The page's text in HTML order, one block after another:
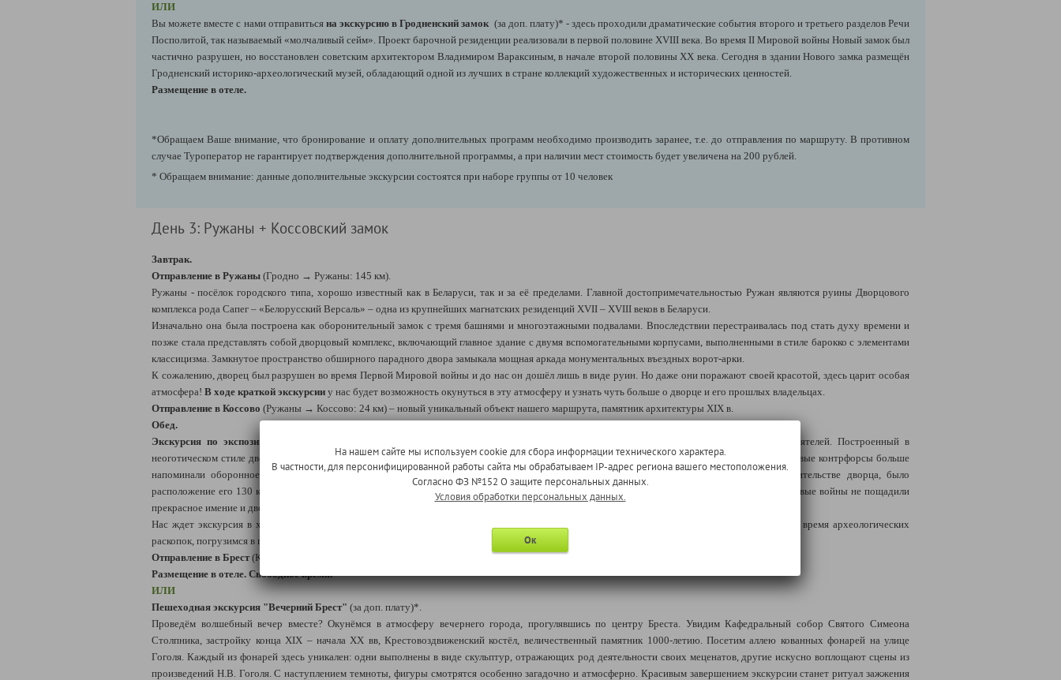
ИЛИ
Вы можете вместе с нами отправиться на экскурсию в Гродненский замок (за доп. плату)* - здесь проходили драматические события второго и третьего разделов Речи
Посполитой, так называемый «молчаливый сейм». Проект барочной резиденции реализовали в первой половине XVIII века. Во время II Мировой войны Новый замок был
частично разрушен, но восстановлен советским архитектором Владимиром Вараксиным, в начале второй половины XX века. Сегодня в здании Нового замка размещён
Гродненский историко-археологический музей, обладающий одной из лучших в стране коллекций художественных и исторических ценностей.
Размещение в отеле.
*Обращаем Ваше внимание, что бронирование и оплату дополнительных программ необходимо производить заранее, т.е. до отправления по маршруту. В противном
случае Туроператор не гарантирует подтверждения дополнительной программы, а при наличии мест стоимость будет увеличена на 200 рублей.
* Обращаем внимание: данные дополнительные экскурсии состоятся при наборе группы от 10 человек
День 3: Ружаны + Коссовский замок
Завтрак.
Отправление в Ружаны (Гродно → Ружаны: 145 км).
Ружаны - посёлок городского типа, хорошо известный как в Беларуси, так и за её пределами. Главной достопримечательностью Ружан являются руины Дворцового
комплекса рода Сапег – «Белорусский Версаль» – одна из крупнейших магнатских резиденций XVII – XVIII веков в Беларуси.
Изначально она была построена как оборонительный замок с тремя башнями и многоэтажными подвалами. Впоследствии перестраивалась под стать духу времени и
позже стала представлять собой дворцовый комплекс, включающий главное здание с двумя вспомогательными корпусами, выполненными в стиле барокко с элементами
классицизма. Замкнутое пространство обширного парадного двора замыкала мощная аркада монументальных въездных ворот-арки.
К сожалению, дворец был разрушен во время Первой Мировой войны и до нас он дошёл лишь в виде руин. Но даже они поражают своей красотой, здесь царит особая
атмосфера! В ходе краткой экскурсии у нас будет возможность окунуться в эту атмосферу и узнать чуть больше о дворце и его прошлых владельцах.
Отправление в Коссово (Ружаны → Коссово: 24 км) – новый уникальный объект нашего маршрута, памятник архитектуры XIX в.
Обед.
Экскурсия по экспозиции Коссовского дворца
. Второе его название – дворец Пусловских – родовое гнездо известных Литовских деятелей. Построенный в
неоготическом стиле дворец являлся нетипичным для своего времени. Граненые башни разной высоты, узкие бойницы, стрельчатые арки, угловые контрфорсы больше
напоминали оборонное сооружение, чем загородное поместье. Одним из интересных архитектурных приёмов, примененных при строительстве дворца, было
расположение его 130 комнат таким образом, чтобы каждая комната могла купаться в лучах солнца только 2–3 дня в году. К сожалению, мировые войны не пощадили
прекрасное имение и дворец был сожжен. С 2008 года проходит реставрация замкового комплекса при поддержке ЮНЕСКО.
Нас ждет экскурсия в ходе которой мы услышим рассказ о его истории и владельцах, увидим старинные предметы обихода, найденные во время археологических
раскопок, погрузимся в прошлое, познакомившись с местными легендами.
Отправление в Брест(Коссово → Брест: 147 км).
Размещение в отеле. Свободное время.
ИЛИ
Пешеходная экскурсия "Вечерний Брест" (за доп. плату)*.
Проведём волшебный вечер вместе? Окунёмся в атмосферу вечернего города, прогулявшись по центру Бреста. Увидим Кафедральный собор Святого Симеона
Столпника, застройку конца XIX – начала XX вв, Крестовоздвиженский костёл, величественный памятник 1000-летию. Посетим аллею кованных фонарей на улице
Гоголя. Каждый из фонарей здесь уникален: одни выполнены в виде скульптур, отражающих род деятельности своих меценатов, другие искусно воплощают сцены из
произведений Н.В. Гоголя. С наступлением темноты, фигуры смотрятся особенно загадочно и атмосферно. Красивым завершением экскурсии станет ритуал зажжения
На нашем сайте мы используем cookie для сбора информации технического характера.
В частности, для персонифицированной работы сайта мы обрабатываем IP-адрес региона вашего местоположения.
Согласно ФЗ №152 О защите персональных данных.
Условия обработки персональных данных.
Ок